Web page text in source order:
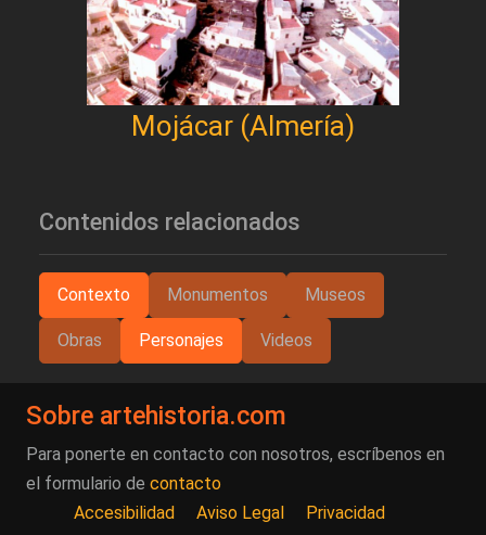
Mojácar (Almería)
Contenidos relacionados
Contexto Monumentos Museos
Obras Personajes Videos
Sobre artehistoria.com
Para ponerte en contacto con nosotros, escríbenos en
el formulario de contacto
Accesibilidad
Aviso Legal Privacidad